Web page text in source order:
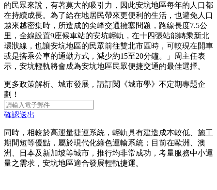
的民眾來說，有著莫大的吸引力，因此安坑地區每年的人口都
在持續成長。為了給在地居民帶來更便利的生活，也避免人口
越來越密集時，所造成的尖峰交通擁塞問題，路線長度7.5公
里，全線設置9座候車站的安坑輕軌，在十四張站能轉乘新北
環狀線，也讓安坑地區的民眾前往雙北市區時，可較現在開車
或是搭乘公車的通勤方式，減少約15至20分鐘。」周主任表
示，安坑輕軌將會成為安坑地區民眾便捷交通的最佳選擇。
更多政策解析、城市發展，請訂閱《城市學》不定期專題企
劃！
確認送出
同時，相較於高運量捷運系統，輕軌具有建造成本較低、施工
期間短等優點，屬於現代化綠色運輸系統；目前在歐洲、澳
洲、日本及新加坡等城市，推行均非常成功，考量服務中小運
量之需求，安坑地區適合發展輕軌捷運。